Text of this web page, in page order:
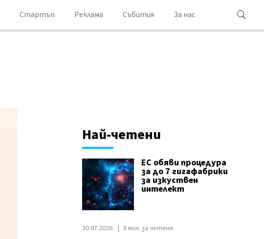
Стартъп Реклама Събития За нас
Най-четени
ЕС обяви процедура
за до 7 гигафабрики
за изкуствен
интелект
30.07.2026 8 мин. за четене